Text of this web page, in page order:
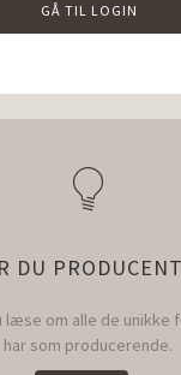
GÅ TIL LOGIN
DU
læse om alle de unikke
har som producerende.